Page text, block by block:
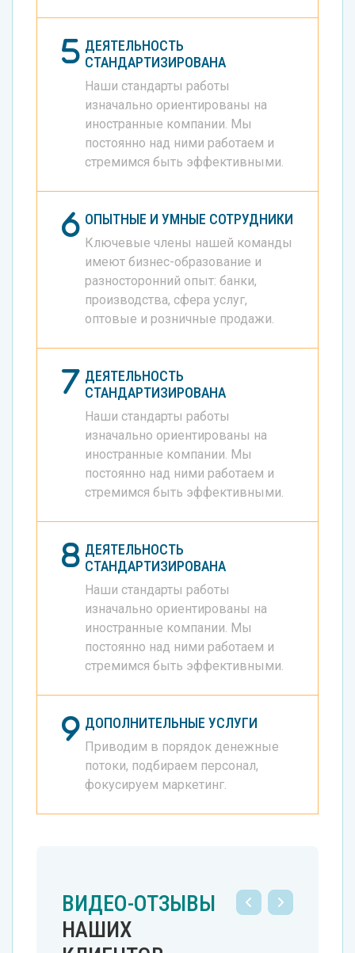
ДЕЯТЕЛЬНОСТЬ
СТАНДАРТИЗИРОВАНА
Наши стандарты работы
изначально ориентированы на
иностранные компании. Мы
постоянно над ними работаем и
стремимся быть эффективными.
ОПЫТНЫЕ И УМНЫЕ СОТРУДНИКИ
Ключевые члены нашей команды
имеют бизнес-образование и
разносторонний опыт: банки,
производства, сфера услуг,
оптовые и розничные продажи.
ДЕЯТЕЛЬНОСТЬ
СТАНДАРТИЗИРОВАНА
Наши стандарты работы
изначально ориентированы на
иностранные компании. Мы
постоянно над ними работаем и
стремимся быть эффективными.
ДЕЯТЕЛЬНОСТЬ
СТАНДАРТИЗИРОВАНА
Наши стандарты работы
изначально ориентированы на
иностранные компании. Мы
постоянно над ними работаем и
стремимся быть эффективными.
ДОПОЛНИТЕЛЬНЫЕ УСЛУГИ
Приводим в порядок денежные
потоки, подбираем персонал,
фокусируем маркетинг.
ВИДЕО-ОТЗЫВЫ
НАШИХ